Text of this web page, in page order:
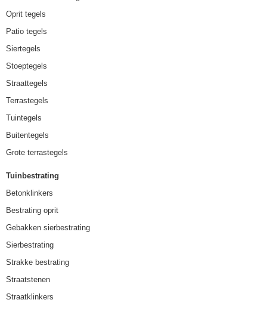
Oprit tegels
Patio tegels
Siertegels
Stoeptegels
Straattegels
Terrastegels
Tuintegels
Buitentegels
Grote terrastegels
Tuinbestrating
Betonklinkers
Bestrating oprit
Gebakken sierbestrating
Sierbestrating
Strakke bestrating
Straatstenen
Straatklinkers